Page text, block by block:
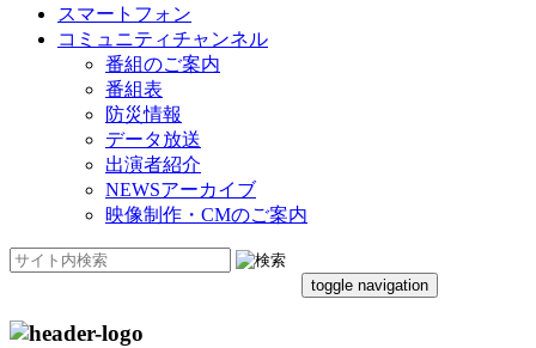
スマートフォン
コミュニティチャンネル
番組のご案内
番組表
防災情報
データ放送
出演者紹介
NEWSアーカイブ
映像制作・CMのご案内
toggle navigation